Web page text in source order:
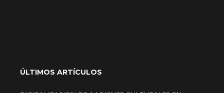
ÚLTIMOS ARTÍCULOS